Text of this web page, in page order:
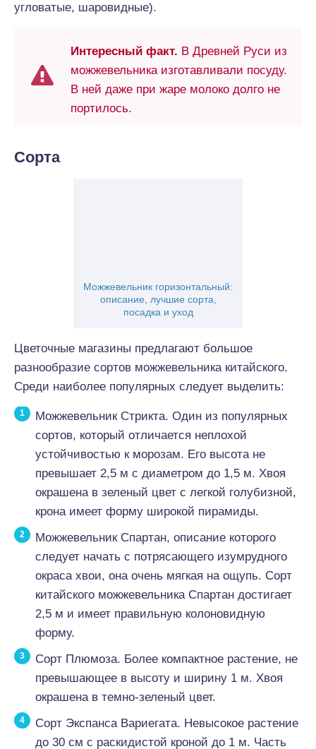
угловатые, шаровидные).
Интересный факт. В Древней Руси из
можжевельника изготавливали посуду.
В ней даже при жаре молоко долго не
портилось.
Сорта
Можжевельник горизонтальный:
описание, лучшие сорта,
посадка и уход
Цветочные магазины предлагают большое
разнообразие сортов можжевельника китайского.
Среди наиболее популярных следует выделить:
Можжевельник Стрикта. Один из популярных
сортов, который отличается неплохой
устойчивостью к морозам. Его высота не
превышает 2,5 м с диаметром до 1,5 м. Хвоя
окрашена в зеленый цвет с легкой голубизной,
крона имеет форму широкой пирамиды.
Можжевельник Спартан, описание которого
следует начать с потрясающего изумрудного
окраса хвои, она очень мягкая на ощупь. Сорт
китайского можжевельника Спартан достигает
2,5 м и имеет правильную колоновидную
форму.
Сорт Плюмоза. Более компактное растение, не
превышающее в высоту и ширину 1 м. Хвоя
окрашена в темно-зеленый цвет.
Сорт Экспанса Вариегата. Невысокое растение
до 30 см с раскидистой кроной до 1 м. Часть